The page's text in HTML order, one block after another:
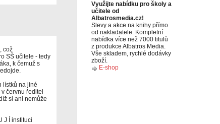
což
SŠ učitele - tedy
k čemuž s
lístků na jiné
červnu ředitel
si ani nemůže
J Í instituci
Využijte nabídku pro školy a
učitele od
Albatrosmedia.cz!
Slevy a akce na knihy přímo
od nakladatele. Kompletní
nabídka více než 7000 titulů
z produkce Albatros Media.
Vše skladem, rychlé dodávky
zboží.
E-shop